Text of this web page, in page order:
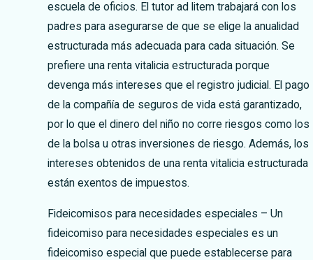
escuela de oficios. El tutor ad litem trabajará con los
padres para asegurarse de que se elige la anualidad
estructurada más adecuada para cada situación. Se
prefiere una renta vitalicia estructurada porque
devenga más intereses que el registro judicial. El pago
de la compañía de seguros de vida está garantizado,
por lo que el dinero del niño no corre riesgos como los
de la bolsa u otras inversiones de riesgo. Además, los
intereses obtenidos de una renta vitalicia estructurada
están exentos de impuestos.
Fideicomisos para necesidades especiales – Un
fideicomiso para necesidades especiales es un
fideicomiso especial que puede establecerse para